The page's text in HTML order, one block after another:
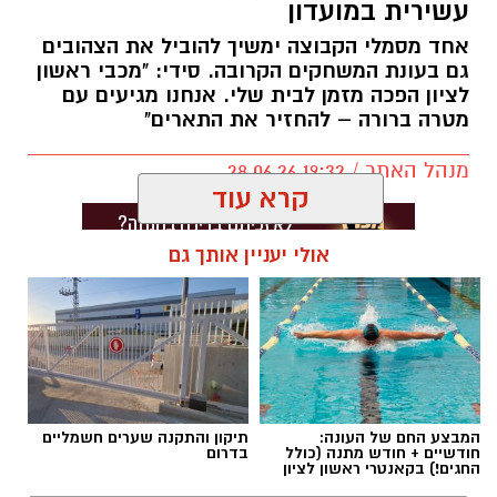
אותנו
עם זכייה בשלושה תארים במסגרת הספורט
למקומות עבודה – טרבל היסטורי שמציב אותה
בפסגת הענף.
במהלך העונה הפגינה הקבוצה עליונות מקצועית,
כאשר זכתה באליפות הליגה למקומות עבודה,
כבשה את המקום הראשון במחוזיאדה וסיימה גם
את הספורטיאדה במקום הראשון – הישג מרשים
המעיד על יציבות, מחויבות ועבודה קבוצתית לאורך
כל העונה.
בעירייה מציינים כי מאחורי ההצלחה עומדים לא רק
היכולת על הפרקט, אלא גם המחויבות של
השחקנים והצוות המקצועי, לצד מעטפת תומכת
שאפשרה לנבחרת להתמקד במטרה ולהגיע
להישגים המרשימים.
עשירית במועדון
אחד מסמלי הקבוצה ימשיך להוביל את הצהובים
גם בעונת המשחקים הקרובה. סידי: "מכבי ראשון
לציון הפכה מזמן לבית שלי. אנחנו מגיעים עם
מטרה ברורה – להחזיר את התארים"
מנהל האתר / 19:32 28.06.26
תגים:מכבי ראשון לציון בכדוריד, ירמי סידי
קרא עוד
אולי יעניין אותך גם
המבצע החם של העונה:
חודשיים + חודש מתנה (כולל
החגים!) בקאנטרי ראשון לציון
תיקון והתקנה שערים חשמליים
בדרום